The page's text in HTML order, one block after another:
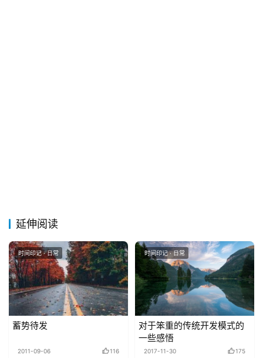
延伸阅读
时间印记 · 日常
蓄势待发
2011-09-06 116
时间印记 · 日常
对于笨重的传统开发模式的
一些感悟
2017-11-30 175